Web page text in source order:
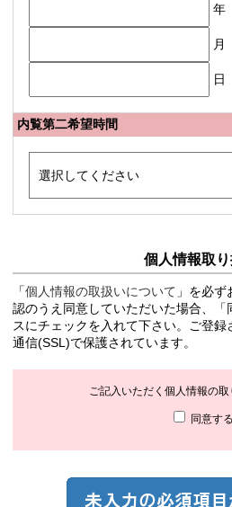
年
月
日
内覧第二希望時間
個人情報取
「個人情報の取扱いについて 」を必
認のうえ同意していただいた場合、「
スにチェックを入れて下さい。ご登
通信(SSL)で保護されています。
ご記入いただく個人情報の
同意する